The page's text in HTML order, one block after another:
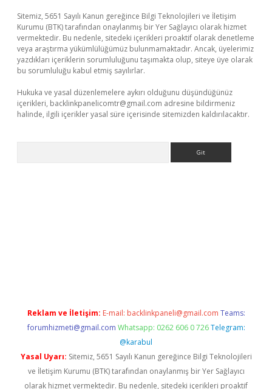
Sitemiz, 5651 Sayılı Kanun gereğince Bilgi Teknolojileri ve İletişim
Kurumu (BTK) tarafından onaylanmış bir Yer Sağlayıcı olarak hizmet
vermektedir. Bu nedenle, sitedeki içerikleri proaktif olarak denetleme
veya araştırma yükümlülüğümüz bulunmamaktadır. Ancak, üyelerimiz
yazdıkları içeriklerin sorumluluğunu taşımakta olup, siteye üye olarak
bu sorumluluğu kabul etmiş sayılırlar.
Hukuka ve yasal düzenlemelere aykırı olduğunu düşündüğünüz
içerikleri, backlinkpanelicomtr@gmail.com adresine bildirmeniz
halinde, ilgili içerikler yasal süre içerisinde sitemizden kaldırılacaktır.
Reklam ve İletişim: E-mail: backlinkpaneli@gmail.com Teams:
forumhizmeti@gmail.com Whatsapp: 0262 606 0 726 Telegram:
@karabul
Yasal Uyarı: Sitemiz, 5651 Sayılı Kanun gereğince Bilgi Teknolojileri
ve İletişim Kurumu (BTK) tarafından onaylanmış bir Yer Sağlayıcı
olarak hizmet vermektedir. Bu nedenle, sitedeki içerikleri proaktif